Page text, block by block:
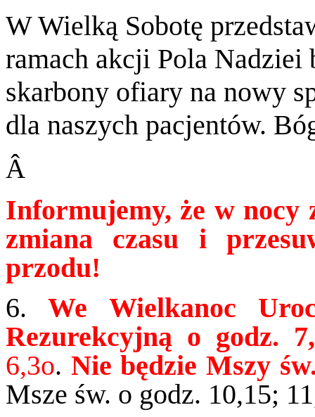
W Wielką Sobotę
ramach akcji Pola Nadziei
skarbony ofiary na nowy
dla naszych pacjentów.
Â
Informujemy, że w nocy
zmiana czasu i
przodu!
6.
We Wielkanoc
Rezurekcyjną o godz.
6,3o. Nie będzie Mszy
Msze św. o godz. 10,15;